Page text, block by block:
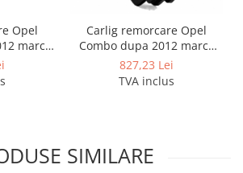
Opel
marca
Carlig remorcare Opel
Combo dupa 2012 marca
Autohak
827,23 Lei
TVA inclus
SIMILARE